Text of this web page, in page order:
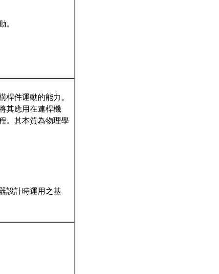
。
桿件運動的能力。
其應用在連桿機
。其本質為物理學
設計時運用之基